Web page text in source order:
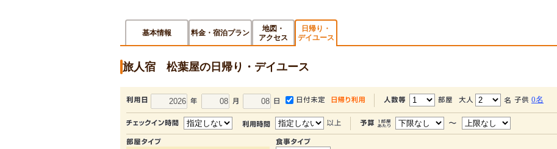
基本情報 料金・宿泊プラン
地図・
アクセス
日帰り・
デイユース
旅人宿 松葉屋の日帰り・デイユース
0名